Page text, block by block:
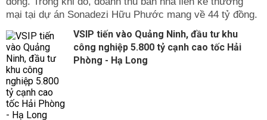
mại tại dự án Sonadezi Hữu Phước mang về 44 tỷ đồng.
VSIP tiến vào Quảng Ninh, đầu tư khu
công nghiệp 5.800 tỷ cạnh cao tốc Hải
Phòng - Hạ Long